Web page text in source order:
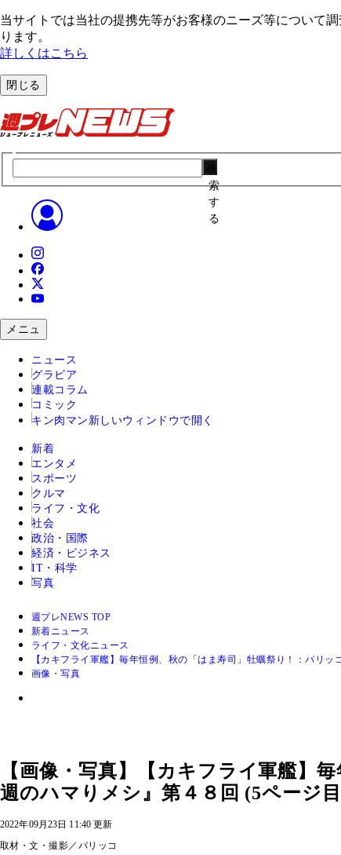
当サイトでは当社の提携先等がお客様のニーズ等について
ります。
詳しくはこちら
閉じる
索
す
る
メニュ
ニュース
グラビア
連載コラム
コミック
キン肉マン 新しいウィンドウで開く
新着
エンタメ
スポーツ
クルマ
ライフ・文化
社会
政治・国際
経済・ビジネス
IT・科学
写真
週プレNEWS TOP
新着ニュース
ライフ・文化ニュース
【カキフライ軍艦】毎年恒例、秋の「はま寿司」牡蠣祭り！：パリッ
画像・写真
【画像・写真】【カキフライ軍艦】
週のハマりメシ』第４８回 (5ページ
2022年09月23日 11:40 更新
取材・文・撮影／パリッコ